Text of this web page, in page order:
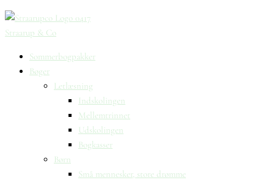
Straarup & Co
Sommerbogpakker
Bøger
Letlæsning
Indskolingen
Mellemtrinnet
Udskolingen
Bogkasser
Børn
Små mennesker, store drømme